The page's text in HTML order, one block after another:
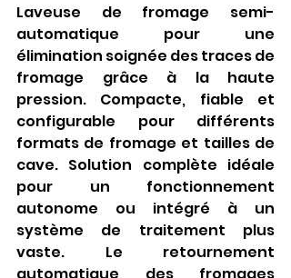
Laveuse de fromage semi-
automatique pour une
élimination soignée des traces de
fromage grâce à la haute
pression. Compacte, fiable et
configurable pour différents
formats de fromage et tailles de
cave. Solution complète idéale
pour un fonctionnement
autonome ou intégré à un
système de traitement plus
vaste. Le retournement
automatique des fromages